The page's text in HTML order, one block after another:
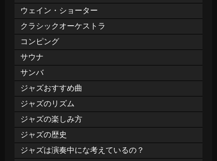
ウェイン・ショーター
クラシックオーケストラ
コンピング
サウナ
サンバ
ジャズおすすめ曲
ジャズのリズム
ジャズの楽しみ方
ジャズの歴史
ジャズは演奏中にな考えているの？